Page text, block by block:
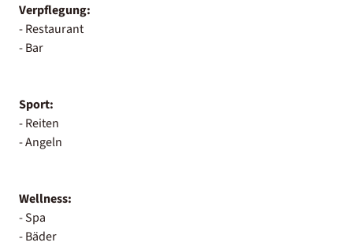
Verpflegung:
- Restaurant
- Bar
Sport:
- Reiten
- Angeln
Wellness:
- Spa
- Bäder